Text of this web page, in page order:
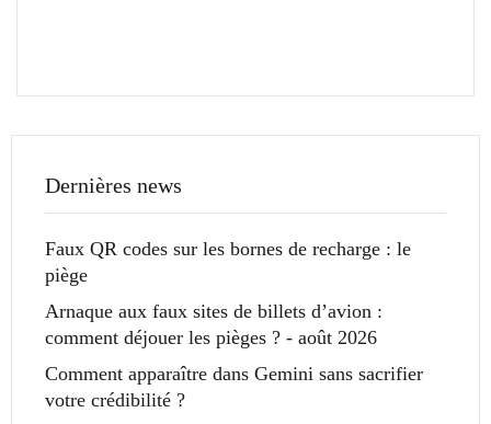
Dernières news
Faux QR codes sur les bornes de recharge : le
piège
Arnaque aux faux sites de billets d’avion :
comment déjouer les pièges ? - août 2026
Comment apparaître dans Gemini sans sacrifier
votre crédibilité ?